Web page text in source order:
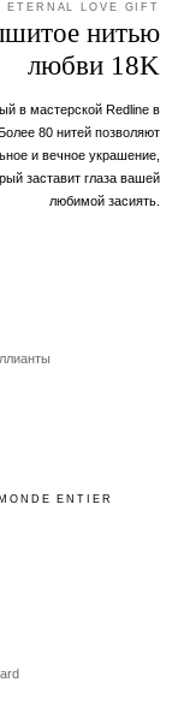
ETERNAL LOVE GIFT
нитью
любви 18K
в мастерской Redline в
80 нитей позволяют
и вечное украшение,
заставит глаза вашей
любимой засиять.
ENTIER